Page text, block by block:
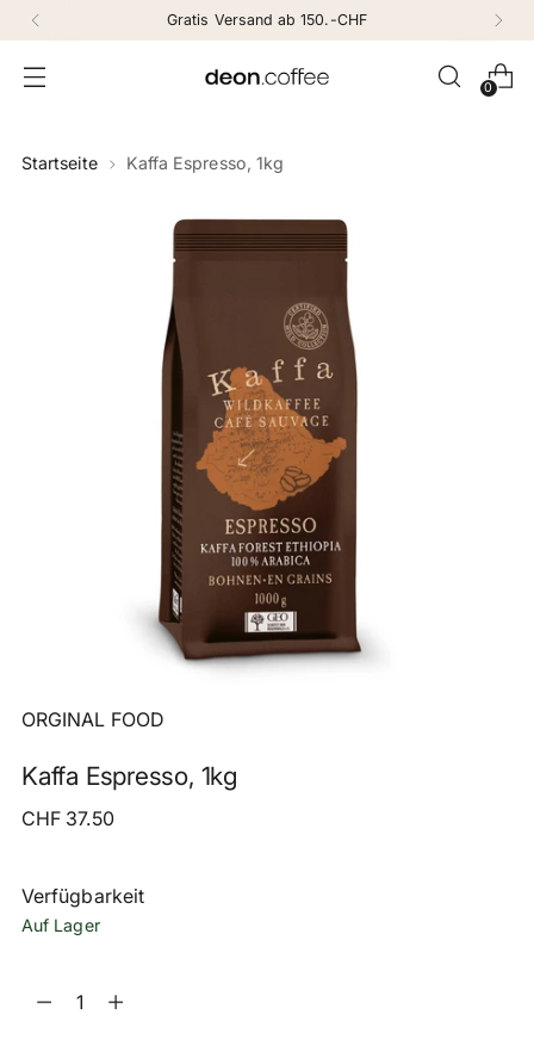
Gratis Versand ab 150.-CHF
0
Startseite Kaffa Espresso, 1kg
ORGINAL FOOD
Kaffa Espresso, 1kg
Regulärer
CHF 37.50
Verfügbarkeit
Auf Lager
Menge